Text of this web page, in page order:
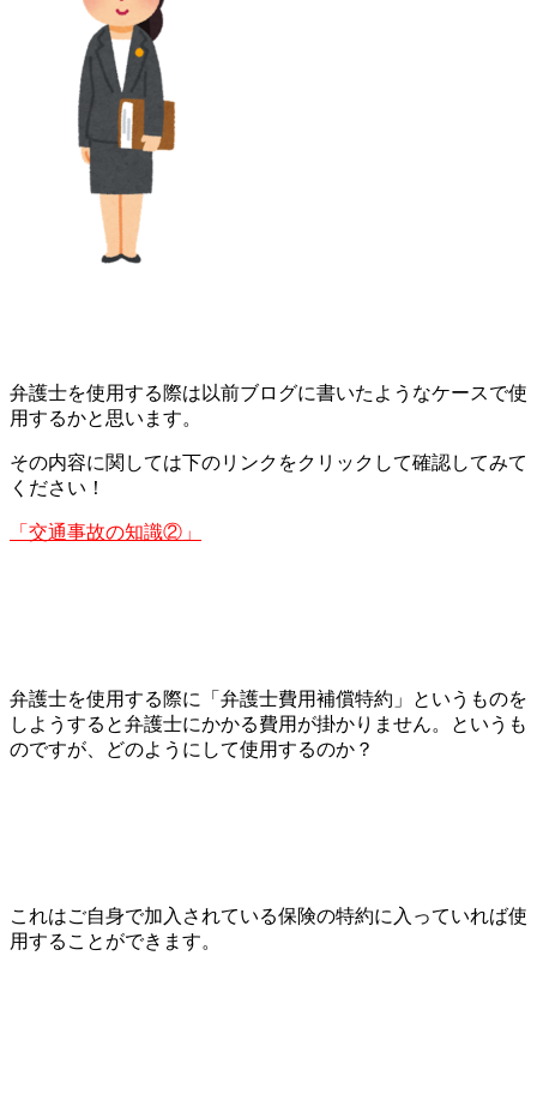
弁護士を使用する際は以前ブログに書いたようなケースで使
用するかと思います。
その内容に関しては下のリンクをクリックして確認してみて
ください！
「交通事故の知識②」
弁護士を使用する際に「弁護士費用補償特約」というものを
しようすると弁護士にかかる費用が掛かりません。というも
のですが、どのようにして使用するのか？
これはご自身で加入されている保険の特約に入っていれば使
用することができます。